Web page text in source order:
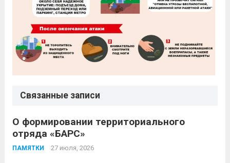
Связанные записи
О формировании территориального
отряда «БАРС»
ПАМЯТКИ 27 июля, 2026